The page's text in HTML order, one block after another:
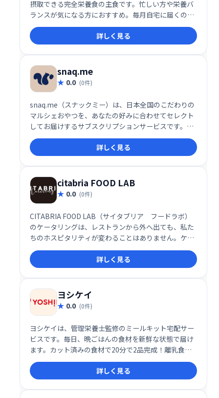
摂取できる完全栄養食の主食です。忙しい方や栄養バ
ランスが気になる方におすすめ。毎月自宅に届くの
で、手軽に栄養価の高い食事を続けられます。健康的
な食生活をサポートします。
詳しく見る
snaq.me
0.0 (0件)
snaq.me（スナックミー）は、日本全国のこだわりの
マルシェおやつを、あなたの好みに合わせてセレクト
してお届けするサブスクリプションサービスです。素
材本来の味を生かした安心安全なおやつで、毎月ワク
ワクするような「おやつ体験」をお届けします。
詳しく見る
citabria FOOD LAB
0.0 (0件)
CITABRIA FOOD LAB（サイタブリア フードラボ）
のケータリングは、レストランから外へ出ても、私た
ちのホスピタリティが変わることはありません。ケー
タリングであなたのオリジナリティ溢れるセンスを活
かしてパーティーをプロデュースします。
詳しく見る
ヨシケイ
0.0 (0件)
ヨシケイは、管理栄養士監修のミールキット宅配サー
ビスです。毎日、晩ごはんの食材を新鮮な状態で届け
ます。カット済みの食材で20分で2品完成！離乳食レ
シピ付きなので、小さなお子さんを持つご家庭にもお
すすめです。宅配ボックス無料貸し出しで、留守時で
も安心。初回限定価格や配達料無料など、お得なサー
ビスも満載です。入会金も不要です。
詳しく見る